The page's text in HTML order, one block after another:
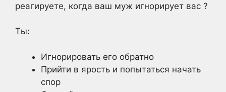
реагируете, когда ваш муж игнорирует вас ?
Ты:
Игнорировать его обратно
Прийти в ярость и попытаться начать
спор